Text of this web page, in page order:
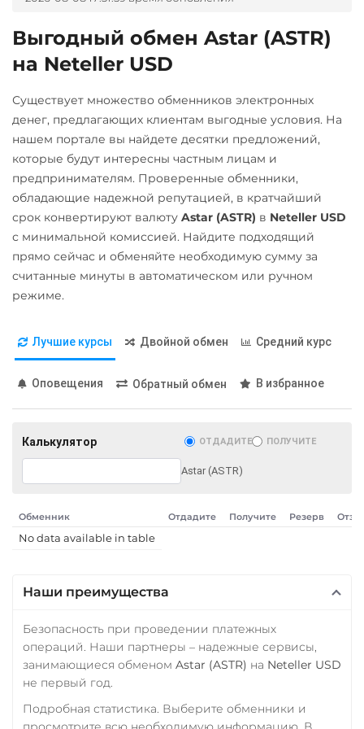
Notcoin (NOT)
PancakeSwap (CAKE)
Pol (ex-MATIC)
POL
Qtum
Ravencoin (RVN)
ERC20
Solana (SOL)
Starknet (STRK)
ERC20 TRC20
BEP20
SOL
POL
ARB
AVAXC
OP
TON
NEAR
APT
Tether Gold (XAUt)
Карта МИР RUB
Любой банк
RUB PLN VND
МТС Банк RUB
Открытие RUB
Почта Банк RUB
Приват24
UAH
Райффайзен
РНКБ RUB
Сбербанк
RUB QR RUB
СБП RUB
Тинькофф
Фридом Банк KZT
Центр Кредит KZT
Элкарт KGS
Выгодный обмен Astar (ASTR)
на Neteller USD
Существует множество обменников электронных
денег, предлагающих клиентам выгодные условия. На
нашем портале вы найдете десятки предложений,
которые будут интересны частным лицам и
предпринимателям. Проверенные обменники,
обладающие надежной репутацией, в кратчайший
срок конвертируют валюту Astar (ASTR) в Neteller USD
с минимальной комиссией. Найдите подходящий
прямо сейчас и обменяйте необходимую сумму за
считанные минуты в автоматическом или ручном
режиме.
Лучшие курсы Двойной обмен Средний курс
Оповещения Обратный обмен В избранное
Калькулятор ОТДАДИТЕ ПОЛУЧИТЕ
Astar (ASTR)
Обменник Отдадите Получите Резерв
No data available in table
Наши преимущества
Безопасность при проведении платежных
операций. Наши партнеры – надежные сервисы,
занимающиеся обменом Astar (ASTR) на Neteller USD
не первый год.
Подробная статистика. Выберите обменники и